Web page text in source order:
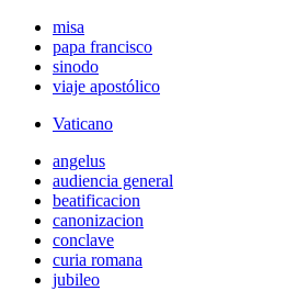
misa
papa francisco
sinodo
viaje apostólico
Vaticano
angelus
audiencia general
beatificacion
canonizacion
conclave
curia romana
jubileo